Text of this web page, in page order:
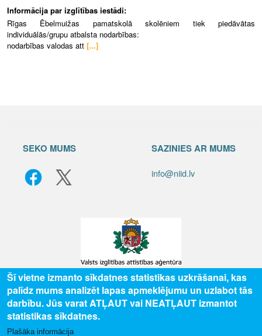
Informācija par izglītības iestādi:
Rīgas Ēbelmuižas pamatskolā skolēniem tiek piedāvātas
individuālās/grupu atbalsta nodarbības:
nodarbības valodas att [...]
SEKO MUMS SAZINIES AR MUMS
info@niid.lv
© 2025 Valsts izglītības attīstības aģentūra, publicētā satura visas tiesības
aizsargātas.
Šī vietne izmanto sīkdatnes statistikas uzkrāšanai, kas
palīdz mums analizēt lapas apmeklējumu un uzlabot tās
darbību. Jūs varat ATĻAUT vai NEATĻAUT izmantot
statistikas sīkdatnes.
Plašāka informācija